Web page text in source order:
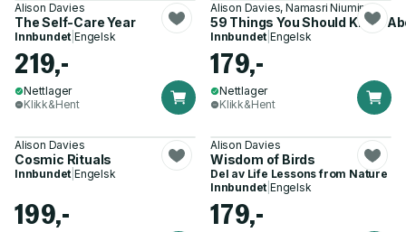
Alison Davies
The Self-Care Year
Innbundet |Engelsk
219,-
Nettlager
Klikk&Hent
Alison Davies, Namasri Niumim
59 Things You Should Know
Innbundet |Engelsk
179,-
Nettlager
Klikk&Hent
Alison Davies
Cosmic Rituals
Innbundet |Engelsk
199,-
Alison Davies
Wisdom of Birds
Del av Life Lessons from Nature
Innbundet |Engelsk
179,-